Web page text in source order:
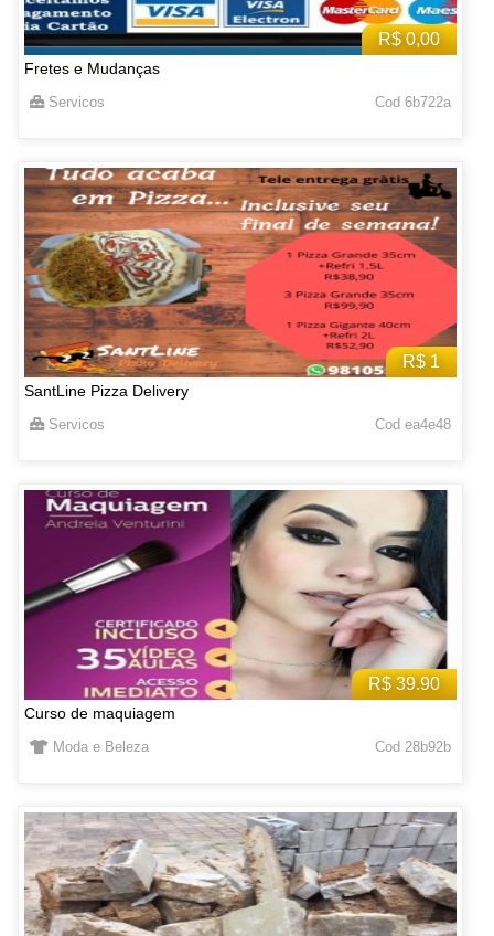
R$ 0,00
Fretes e Mudanças
Servicos Cod 6b722a
R$ 1
SantLine Pizza Delivery
Servicos Cod ea4e48
R$ 39.90
Curso de maquiagem
Moda e Beleza Cod 28b92b